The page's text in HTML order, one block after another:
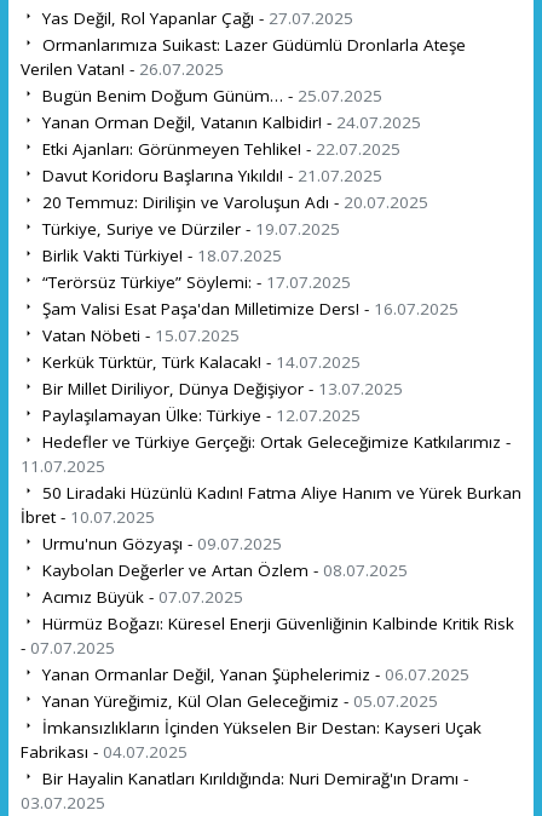
Yas Değil, Rol Yapanlar Çağı - 27.07.2025
Ormanlarımıza Suikast: Lazer Güdümlü Dronlarla Ateşe
Verilen Vatan! - 26.07.2025
Bugün Benim Doğum Günüm… - 25.07.2025
Yanan Orman Değil, Vatanın Kalbidir! - 24.07.2025
Etki Ajanları: Görünmeyen Tehlike! - 22.07.2025
Davut Koridoru Başlarına Yıkıldı! - 21.07.2025
20 Temmuz: Dirilişin ve Varoluşun Adı - 20.07.2025
Türkiye, Suriye ve Dürziler - 19.07.2025
Birlik Vakti Türkiye! - 18.07.2025
“Terörsüz Türkiye” Söylemi: - 17.07.2025
Şam Valisi Esat Paşa'dan Milletimize Ders! - 16.07.2025
Vatan Nöbeti - 15.07.2025
Kerkük Türktür, Türk Kalacak! - 14.07.2025
Bir Millet Diriliyor, Dünya Değişiyor - 13.07.2025
Paylaşılamayan Ülke: Türkiye - 12.07.2025
Hedefler ve Türkiye Gerçeği: Ortak Geleceğimize Katkılarımız -
11.07.2025
50 Liradaki Hüzünlü Kadın! Fatma Aliye Hanım ve Yürek Burkan
İbret - 10.07.2025
Urmu'nun Gözyaşı - 09.07.2025
Kaybolan Değerler ve Artan Özlem - 08.07.2025
Acımız Büyük - 07.07.2025
Hürmüz Boğazı: Küresel Enerji Güvenliğinin Kalbinde Kritik Risk
- 07.07.2025
Yanan Ormanlar Değil, Yanan Şüphelerimiz - 06.07.2025
Yanan Yüreğimiz, Kül Olan Geleceğimiz - 05.07.2025
İmkansızlıkların İçinden Yükselen Bir Destan: Kayseri Uçak
Fabrikası - 04.07.2025
Bir Hayalin Kanatları Kırıldığında: Nuri Demirağ'ın Dramı -
03.07.2025